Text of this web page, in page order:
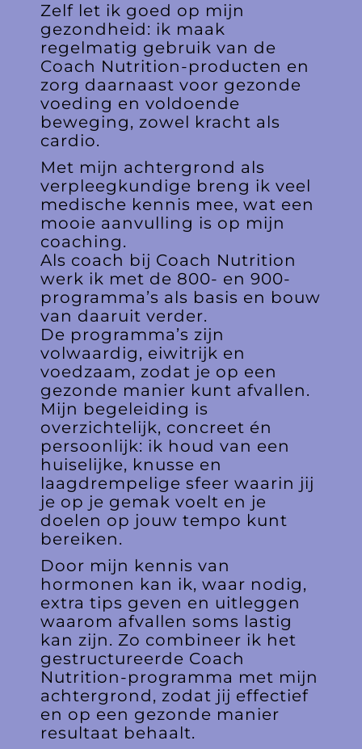
Zelf let ik goed op mijn
gezondheid: ik maak
regelmatig gebruik van de
Coach Nutrition-producten en
zorg daarnaast voor gezonde
voeding en voldoende
beweging, zowel kracht als
cardio.
Met mijn achtergrond als
verpleegkundige breng ik veel
medische kennis mee, wat een
mooie aanvulling is op mijn
coaching.
Als coach bij Coach Nutrition
werk ik met de 800- en 900-
programma’s als basis en bouw
van daaruit verder.
De programma’s zijn
volwaardig, eiwitrijk en
voedzaam, zodat je op een
gezonde manier kunt afvallen.
Mijn begeleiding is
overzichtelijk, concreet én
persoonlijk: ik houd van een
huiselijke, knusse en
laagdrempelige sfeer waarin jij
je op je gemak voelt en je
doelen op jouw tempo kunt
bereiken.
Door mijn kennis van
hormonen kan ik, waar nodig,
extra tips geven en uitleggen
waarom afvallen soms lastig
kan zijn. Zo combineer ik het
gestructureerde Coach
Nutrition-programma met mijn
achtergrond, zodat jij effectief
en op een gezonde manier
resultaat behaalt.